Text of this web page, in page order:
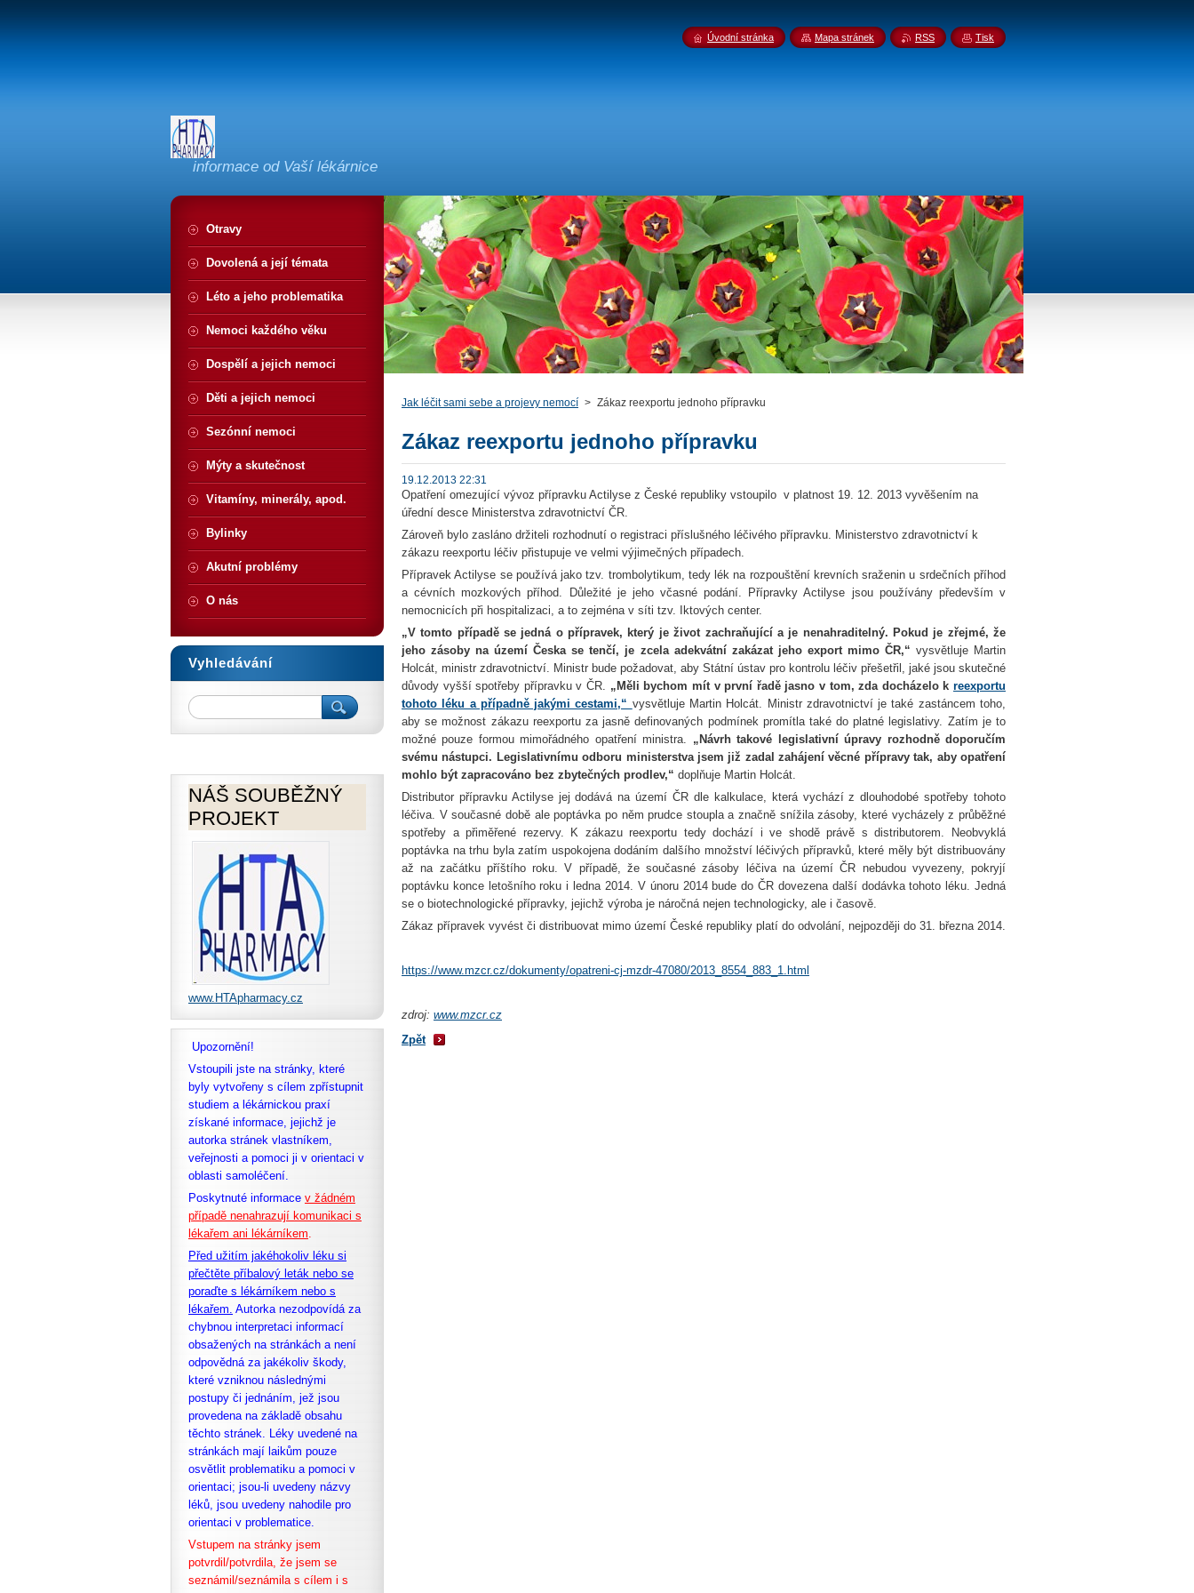
informace od Vaší lékárnice
Jak léčit sami sebe a projevy nemocí > Zákaz reexportu jednoho přípravku
Zákaz reexportu jednoho přípravku
19.12.2013 22:31
Opatření omezující vývoz přípravku Actilyse z České republiky vstoupilo v platnost 19. 12. 2013 vyvěšením na
úřední desce Ministerstva zdravotnictví ČR.
Zároveň bylo zasláno držiteli rozhodnutí o registraci příslušného léčivého přípravku. Ministerstvo zdravotnictví k
zákazu reexportu léčiv přistupuje ve velmi výjimečných případech.
Přípravek Actilyse se používá jako tzv. trombolytikum, tedy lék na rozpouštění krevních sraženin u srdečních příhod
a cévních mozkových příhod. Důležité je jeho včasné podání. Přípravky Actilyse jsou používány především v
nemocnicích při hospitalizaci, a to zejména v síti tzv. Iktových center.
„V tomto případě se jedná o přípravek, který je život zachraňující a je nenahraditelný. Pokud je zřejmé, že
jeho zásoby na území Česka se tenčí, je zcela adekvátní zakázat jeho export mimo ČR,“ vysvětluje Martin
Holcát, ministr zdravotnictví. Ministr bude požadovat, aby Státní ústav pro kontrolu léčiv přešetřil, jaké jsou skutečné
důvody vyšší spotřeby přípravku v ČR. „Měli bychom mít v první řadě jasno v tom, zda docházelo kreexportu
tohoto léku a případně jakými cestami,“ vysvětluje Martin Holcát. Ministr zdravotnictví je také zastáncem toho,
aby se možnost zákazu reexportu za jasně definovaných podmínek promítla také do platné legislativy. Zatím je to
možné pouze formou mimořádného opatření ministra. „Návrh takové legislativní úpravy rozhodně doporučím
svému nástupci. Legislativnímu odboru ministerstva jsem již zadal zahájení věcné přípravy tak, aby opatření
mohlo být zapracováno bez zbytečných prodlev,“ doplňuje Martin Holcát.
Distributor přípravku Actilyse jej dodává na území ČR dle kalkulace, která vychází z dlouhodobé spotřeby tohoto
léčiva. V současné době ale poptávka po něm prudce stoupla a značně snížila zásoby, které vycházely z průběžné
spotřeby a přiměřené rezervy. K zákazu reexportu tedy dochází i ve shodě právě s distributorem. Neobvyklá
poptávka na trhu byla zatím uspokojena dodáním dalšího množství léčivých přípravků, které měly být distribuovány
až na začátku příštího roku. V případě, že současné zásoby léčiva na území ČR nebudou vyvezeny, pokryjí
poptávku konce letošního roku i ledna 2014. V únoru 2014 bude do ČR dovezena další dodávka tohoto léku. Jedná
se o biotechnologické přípravky, jejichž výroba je náročná nejen technologicky, ale i časově.
Zákaz přípravek vyvést či distribuovat mimo území České republiky platí do odvolání, nejpozději do 31. března 2014.
https://www.mzcr.cz/dokumenty/opatreni-cj-mzdr-47080/2013_8554_883_1.html
zdroj: www.mzcr.cz
Zpět
Otravy
Dovolená a její témata
Léto a jeho problematika
Nemoci každého věku
Dospělí a jejich nemoci
Děti a jejich nemoci
Sezónní nemoci
Mýty a skutečnost
Vitamíny, minerály, apod.
Bylinky
Akutní problémy
O nás
Vyhledávání
NÁŠ SOUBĚŽNÝ
PROJEKT
www.HTApharmacy.cz
Upozornění!
Vstoupili jste na stránky, které
byly vytvořeny s cílem zpřístupnit
studiem a lékárnickou praxí
získané informace, jejichž je
autorka stránek vlastníkem,
veřejnosti a pomoci ji v orientaci v
oblasti samoléčení.
Poskytnuté informace v žádném
případě nenahrazují komunikaci s
lékařem ani lékárníkem.
Před užitím jakéhokoliv léku si
přečtěte příbalový leták nebo se
poraďte s lékárníkem nebo s
lékařem. Autorka nezodpovídá za
chybnou interpretaci informací
obsažených na stránkách a není
odpovědná za jakékoliv škody,
které vzniknou následnými
postupy či jednáním, jež jsou
provedena na základě obsahu
těchto stránek. Léky uvedené na
stránkách mají laikům pouze
osvětlit problematiku a pomoci v
orientaci; jsou-li uvedeny názvy
léků, jsou uvedeny nahodile pro
orientaci v problematice.
Vstupem na stránky jsem
potvrdil/potvrdila, že jsem se
seznámil/seznámila s cílem i s
Úvodní stránka Mapa stránek RSS Tisk